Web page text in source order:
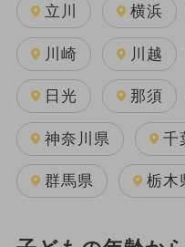
立川 横浜
川崎 川越
日光 那須
神奈川県 千
群馬県 栃木